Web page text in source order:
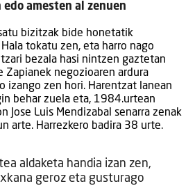
amesten al zenuen
bizitzak bide honetatik
tokatu zen, eta harro nago
bezala hasi nintzen gaztetan
Zapianek negozioaren ardura
izango zen hori. Harentzat lanean
behar zuela eta, 1984.urtean
Jose Luis Mendizabal senarra zenak
arte. Harrezkero badira 38 urte.
aldaketa handia izan zen,
geroz eta gusturago